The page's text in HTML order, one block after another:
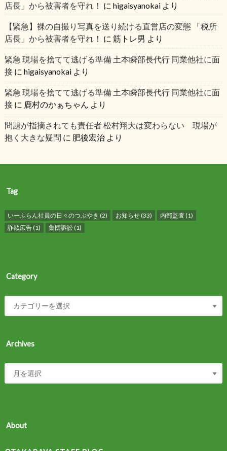
店長」から被害者を守れ！ に higaisyanokaiより
【緊急】裸の自撮り写真を送り続ける直営店の変態 「税所
店長」から被害者を守れ！ に 筋トレ男 より
緊急 現場を捨てて逃げる準備 土本瞬部長代行 同業他社に面
接に higaisyanokaiより
緊急 現場を捨てて逃げる準備 土本瞬部長代行 同業他社に面
接に 鹿村のかぁちゃん より
問題が指摘されても責任者 松村翔大は変わらない 現場が
抱く大きな疑問 に 肥後宏治より
Tag
いーふらん社員の日々のつぶやき (2) お知らせ(33) 内部監査 (1)
詐欺広告(1) 集団訴訟(1)
Category
Archives
About